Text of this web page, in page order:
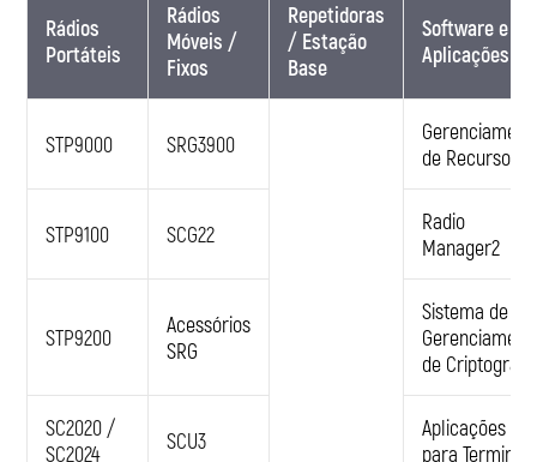
Rádios
Portáteis
Rádios
Móveis /
Fixos
Repetidoras
/ Estação
Base
Software e
Aplicações
STP9000 SRG3900
de Recursos
STP9100 SCG22
Radio
Manager2
STP9200
Acessórios
SRG
Sistema de
de
SC2020 /
SC2024
SCU3
Aplicações
para Terminais